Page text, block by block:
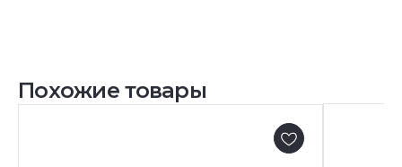
Похожие товары